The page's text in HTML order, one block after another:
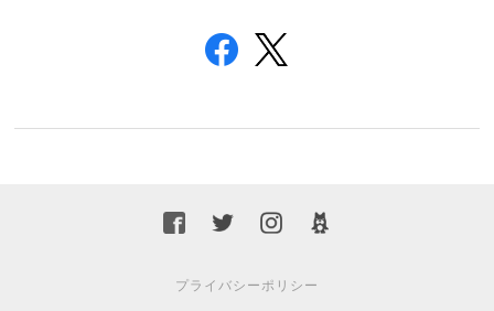
プライバシーポリシー